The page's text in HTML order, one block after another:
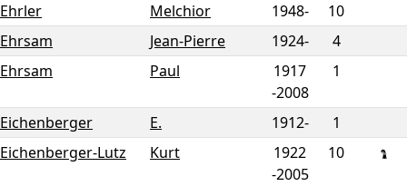
Ehrler Melchior 1948-
10
Ehrsam
Jean-Pierre 1924-
4
Ehrsam
Paul
1917
-2008
1
Eichenberger E. 1912-
1
Eichenberger-Lutz
Kurt
1922
-2005
10